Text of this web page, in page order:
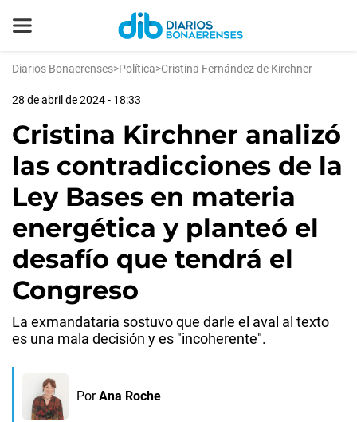
Diarios Bonaerenses>Política>Cristina Fernández de Kirchner
28 de abril de 2024 - 18:33
Cristina Kirchner analizó
las contradicciones de la
Ley Bases en materia
energética y planteó el
desafío que tendrá el
Congreso
La exmandataria sostuvo que darle el aval al texto
es una mala decisión y es "incoherente".
Por Ana Roche